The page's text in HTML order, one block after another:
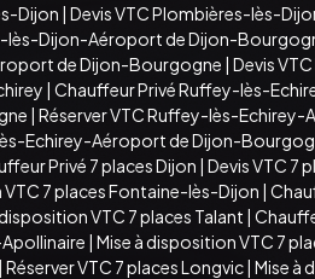
Dijon | Devis VTC Plombières-lès-
lès-Dijon-Aéroport de Dijon-
de Dijon-Bourgogne | Devis
| Chauffeur Privé Ruffey-lès-
| Réserver VTC Ruffey-lès-
Echirey-Aéroport de Dijon-
Privé 7 places Dijon | Devis VTC 7
7 places Fontaine-lès-Dijon |
VTC 7 places Talant |
| Mise à disposition VTC 7
| Réserver VTC 7 places Longvic| Mise à